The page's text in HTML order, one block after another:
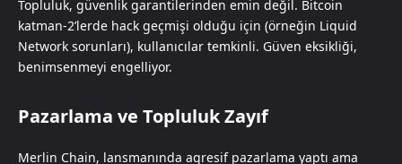
Topluluk, güvenlik garantilerinden emin değil. Bitcoin
katman-2’lerde hack geçmişi olduğu için (örneğin Liquid
Network sorunları), kullanıcılar temkinli. Güven eksikliği,
benimsenmeyi engelliyor.
Pazarlama ve Topluluk Zayıf
Merlin Chain, lansmanında agresif pazarlama yaptı ama